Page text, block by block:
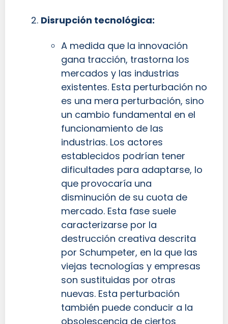
Disrupción tecnológica:
A medida que la innovación
gana tracción, trastorna los
mercados y las industrias
existentes. Esta perturbación no
es una mera perturbación, sino
un cambio fundamental en el
funcionamiento de las
industrias. Los actores
establecidos podrían tener
dificultades para adaptarse, lo
que provocaría una
disminución de su cuota de
mercado. Esta fase suele
caracterizarse por la
destrucción creativa descrita
por Schumpeter, en la que las
viejas tecnologías y empresas
son sustituidas por otras
nuevas. Esta perturbación
también puede conducir a la
obsolescencia de ciertos